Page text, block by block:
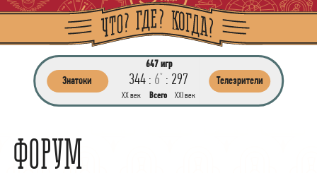
Знатоки 344 : 6* : 297
647 игр
ХХ век Всего ХХI век
Телезрители
ФОРУМ